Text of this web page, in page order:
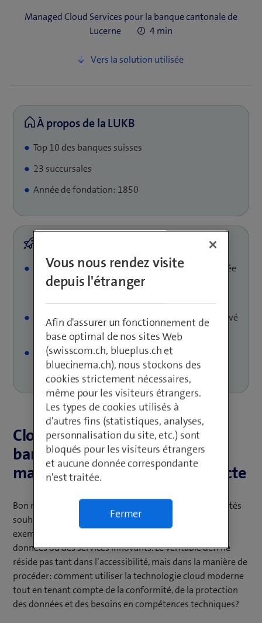
Managed Cloud Services pour la banque cantonale de
Lucerne
4 min
Top 10 des banques suisses
23 succursales
Année de fondation: 1850
La LUKB utilise le cloud public de manière sécurisée
et conforme pour l’innovation basée sur les
Le modèle hybride combine habilement cloud privé
et cloud public
L’environnement Azure sécurisé simplifie
l’exploitation et ouvre la voie aux nouveautés
Cloud public dans le secteur
bancaire: comment y passer
malgré une réglementation stricte
Bon nombre d’entreprises dans des secteurs réglementés
souhaitent exploiter le potentiel du cloud public, par
exemple pour des modèles commerciaux basés sur les
données ou des services innovants. Le véritable défi ne
réside pas tant dans l’accessibilité, mais dans la manière de
procéder: comment utiliser la technologie cloud moderne
tout en tenant compte de la conformité, de la protection
des données et des besoins en compétences techniques?
Vous nous rendez visite
depuis l'étranger
Afin d'assurer un fonctionnement de
base optimal de nos sites Web
(swisscom.ch, blueplus.ch et
bluecinema.ch), nous stockons des
cookies strictement nécessaires,
même pour les visiteurs étrangers.
Les types de cookies utilisés à
d'autres fins (statistiques, analyses,
personnalisation du site, etc.) sont
bloqués pour les visiteurs étrangers
et aucune donnée correspondante
n'est traitée.
Fermer